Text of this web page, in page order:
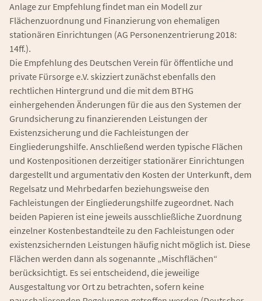
Anlage zur Empfehlung findet man ein Modell zur
Flächenzuordnung und Finanzierung von ehemaligen
stationären Einrichtungen (AG Personenzentrierung 2018:
14ff.).
Die Empfehlung des Deutschen Verein für öffentliche und
private Fürsorge e.V. skizziert zunächst ebenfalls den
rechtlichen Hintergrund und die mit dem BTHG
einhergehenden Änderungen für die aus den Systemen der
Grundsicherung zu finanzierenden Leistungen der
Existenzsicherung und die Fachleistungen der
Eingliederungshilfe. Anschließend werden typische Flächen
und Kostenpositionen derzeitiger stationärer Einrichtungen
dargestellt und argumentativ den Kosten der Unterkunft, dem
Regelsatz und Mehrbedarfen beziehungsweise den
Fachleistungen der Eingliederungshilfe zugeordnet. Nach
beiden Papieren ist eine jeweils ausschließliche Zuordnung
einzelner Kostenbestandteile zu den Fachleistungen oder
existenzsichernden Leistungen häufig nicht möglich ist. Diese
Flächen werden dann als sogenannte „Mischflächen“
berücksichtigt. Es sei entscheidend, die jeweilige
Ausgestaltung vor Ort zu betrachten, sofern keine